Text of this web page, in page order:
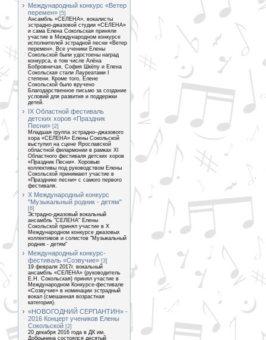
Международный конкурс «Ветер
перемен» [5]
Ансамбль «СЕЛЕНА», вокалисты
эстрадно-джазовой студии «СЕЛЕНА»
и сама Елена Сокольская приняли
участие в Международном конкурсе
исполнителей эстрадной песни «Ветер
перемен». Все ученики Елены
Сокольской были удостоены наград
конкурса, в том числе Алёна
Бобровничая, София Шкёпу и Елена
Сокольская стали Лауреатами I
степени. Кроме того, Елене
Сокольской было вручено
Благодарственное письмо за создание
условий для развития и поддержки
детей.
IX Областной фестиваль
детских хоров «Праздник
Песни» [2]
Младшая группа эстрадно–джазового
хора «СЕЛЕНА» Елены Сокольской
выступил на сцене Ярославской
областной филармонии в рамках XI
Областного фестиваля детских хоров
«Праздник Песни». Хоровые
коллективы под руководством Елены
Сокольской принимают участие в
«Празднике песни» с самого первого
фестиваля.
Х Международный конкурс
"Музыкальный родник - детям"
[6]
Эстрадно-джазовый вокальный
ансамбль "СЕЛЕНА" Елены
Сокольской принял участие в Х
Международном конкурсе джазовых
коллективов и солистов "Музыкальный
родник - детям"
Международный конкурс-
фестиваль «Созвучие» [3]
19 февраля 2017г. вокальный
ансамбль «СЕЛЕНА» (руководитель
Е.Н. Сокольская) принял участие в
Международном Конкурсе-фестивале
«Созвучие» в номинации эстрадный
вокал (смешанная возрастная
категория).
«НОВОГОДНИЙ СЕРПАНТИН» -
2016 Концерт учеников Елены
Сокольской [2]
20 декабря 2016 года в ДК им.
Добрынина состоялся десятый